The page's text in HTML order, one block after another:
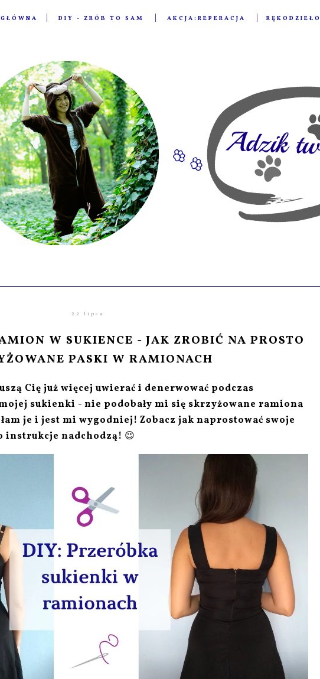
DIY - ZRÓB TO SAM AKCJA:REPERACJA RĘKODZIEŁO
22 lipca
W SUKIENCE - JAK ZROBIĆ NA PROSTO
PASKI W RAMIONACH
Cię już więcej uwierać i denerwować podczas
sukienki - nie podobały mi się skrzyżowane ramiona
je i jest mi wygodniej! Zobacz jak naprostować swoje
instrukcje nadchodzą! 😉